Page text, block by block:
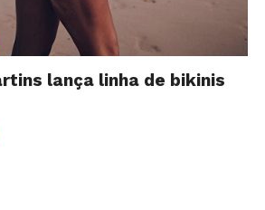
lança linha de bikinis